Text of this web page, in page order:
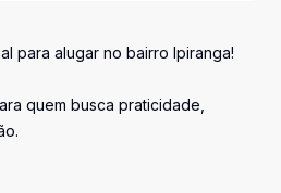
para alugar no bairro Ipiranga!
quem busca praticidade,